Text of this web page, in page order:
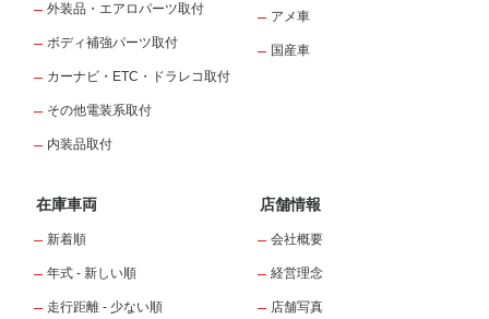
外装品・エアロパーツ取付
ボディ補強パーツ取付
カーナビ・ETC・ドラレコ取付
その他電装系取付
内装品取付
アメ車
国産車
在庫車両
新着順
年式 - 新しい順
走行距離 - 少ない順
店舗情報
会社概要
経営理念
店舗写真